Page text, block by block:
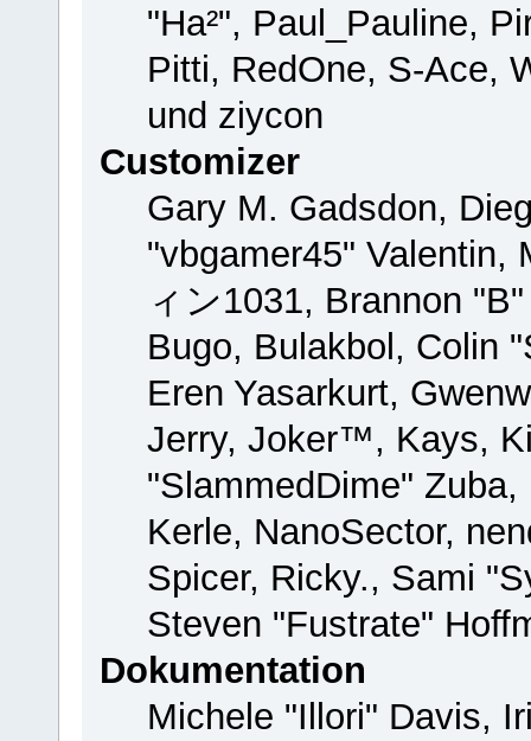
"Ha²", Paul_Pauline,
Pitti, RedOne, S-Ace,
und ziycon
Customizer
Gary M. Gadsdon,
"vbgamer45"
ィン1031, Brannon
Bugo, Bulakbol, Colin
Eren Yasarkurt,
Jerry, Joker™, Kays,
"SlammedDime"
Kerle, NanoSector,
Spicer, Ricky., Sami
Steven "Fustrate"
Dokumentation
Michele "Illori" Davis,